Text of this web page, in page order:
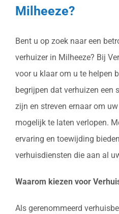
Milheeze?
Bent u op zoek naar een
verhuizer in Milheeze? Bij
voor u klaar om u te helpen
begrijpen dat verhuizen een
zijn en streven ernaar om
mogelijk te laten verlopen.
ervaring en toewijding
verhuisdiensten die aan al
Waarom kiezen voor
Als gerenommeerd